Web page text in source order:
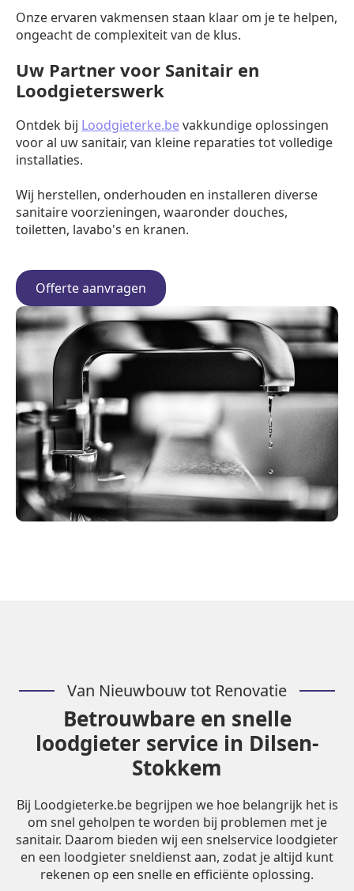
Onze ervaren vakmensen staan klaar om je te helpen,
ongeacht de complexiteit van de klus.
Uw Partner voor Sanitair en
Loodgieterswerk
Ontdek bij Loodgieterke.bevakkundige oplossingen
voor al uw sanitair, van kleine reparaties tot volledige
installaties.
Wij herstellen, onderhouden en installeren diverse
sanitaire voorzieningen, waaronder douches,
toiletten, lavabo's en kranen.
Offerte aanvragen
Van Nieuwbouw tot Renovatie
Betrouwbare en snelle
loodgieter service in Dilsen-
Stokkem
Bij Loodgieterke.be begrijpen we hoe belangrijk het is
om snel geholpen te worden bij problemen met je
sanitair. Daarom bieden wij een snelservice loodgieter
en een loodgieter sneldienst aan, zodat je altijd kunt
rekenen op een snelle en efficiënte oplossing.